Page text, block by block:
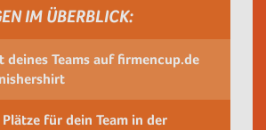
IM ÜBERBLICK:
deines Teams auf firmencup.de
für dein Team in der